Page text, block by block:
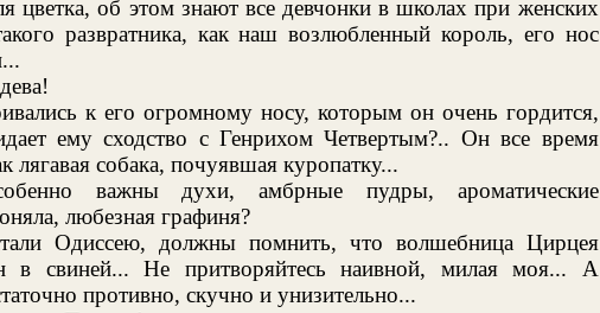
цветка, об этом знают все девчонки в школах при женских
развратника, как наш возлюбленный король, его нос
к его огромному носу, которым он очень гордится,
ему сходство с Генрихом Четвертым?.. Он все время
лягавая собака, почуявшая куропатку...
важны духи, амбрные пудры, ароматические
любезная графиня?
Одиссею, должны помнить, что волшебница Цирцея
в свиней... Не притворяйтесь наивной, милая моя... А
противно, скучно и унизительно...